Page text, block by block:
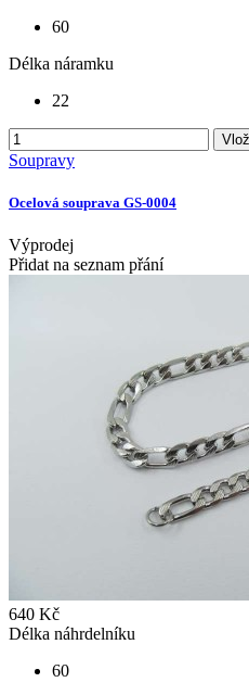
60
Délka náramku
22
Soupravy
Ocelová souprava GS-0004
Výprodej
Přidat na seznam přání
640 Kč
Délka náhrdelníku
60